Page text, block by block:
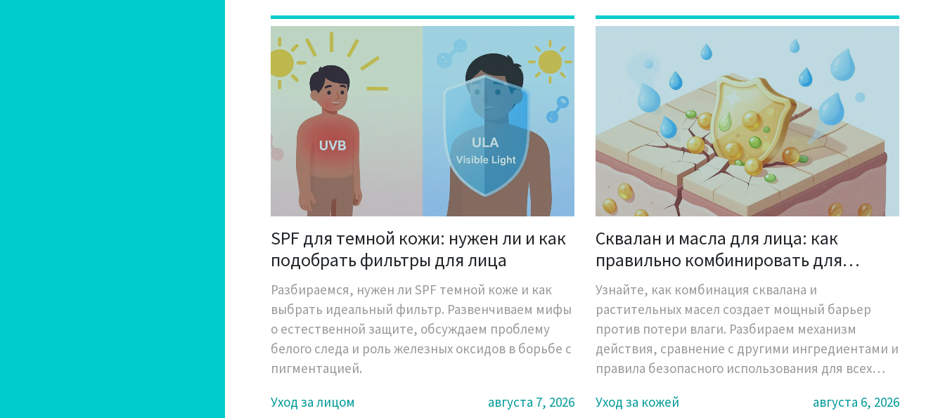
SPF для темной кожи: нужен ли и как
подобрать фильтры для лица
Разбираемся, нужен ли SPF темной коже и как
выбрать идеальный фильтр. Развенчиваем мифы
о естественной защите, обсуждаем проблему
белого следа и роль железных оксидов в борьбе с
пигментацией.
Уход за лицом
августа 7, 2026
Сквалан и масла для лица: как
правильно комбинировать для
глубокого увлажнения
Узнайте, как комбинация сквалана и
растительных масел создает мощный барьер
против потери влаги. Разбираем механизм
действия, сравнение с другими ингредиентами и
правила безопасного использования для всех
Уход за кожей
августа 6, 2026